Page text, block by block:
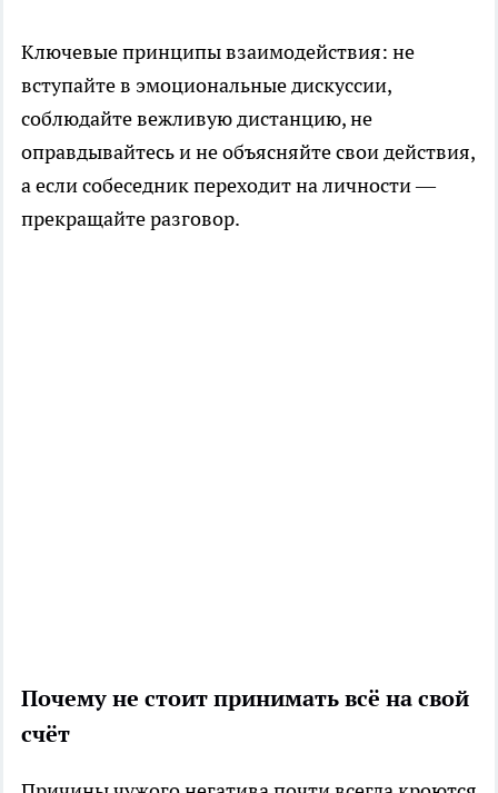
Ключевые принципы взаимодействия: не
вступайте в эмоциональные дискуссии,
соблюдайте вежливую дистанцию, не
оправдывайтесь и не объясняйте свои действия,
а если собеседник переходит на личности —
прекращайте разговор.
Почему не стоит принимать всё на свой
счёт